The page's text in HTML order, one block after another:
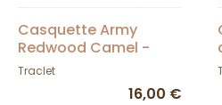
Casquette Army
Redwood Camel -
Traclet
Traclet
16,00 €